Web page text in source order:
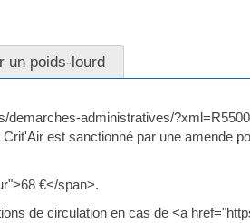
un poids-lourd
administratives/
est sanctionné par une amende
€</span>.
de circulation en cas de <a